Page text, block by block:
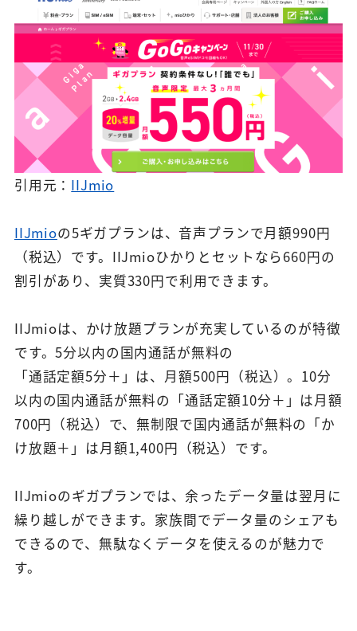
引用元： IIJmio
IIJmioの5ギガプランは、音声プランで月額990円
（税込）です。IIJmioひかりとセットなら660円の
割引があり、実質330円で利用できます。
IIJmioは、かけ放題プランが充実しているのが特徴
です。5分以内の国内通話が無料の
「通話定額5分＋」は、月額500円（税込）。10分
以内の国内通話が無料の「通話定額10分＋」は月額
700円（税込）で、無制限で国内通話が無料の「か
け放題＋」は月額1,400円（税込）です。
IIJmioのギガプランでは、余ったデータ量は翌月に
繰り越しができます。家族間でデータ量のシェアも
できるので、無駄なくデータを使えるのが魅力で
す。